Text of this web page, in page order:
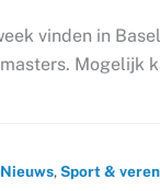
vinden in
Mogelijk
Nieuws,Sport &